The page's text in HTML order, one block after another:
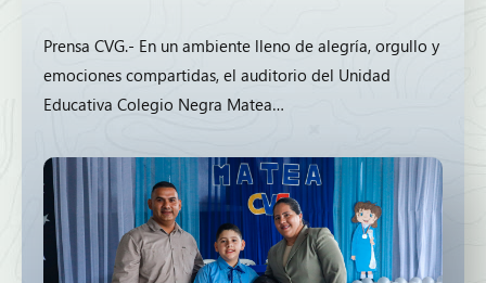
Prensa CVG.- En un ambiente lleno de alegría, orgullo y
emociones compartidas, el auditorio del Unidad
Educativa Colegio Negra Matea…